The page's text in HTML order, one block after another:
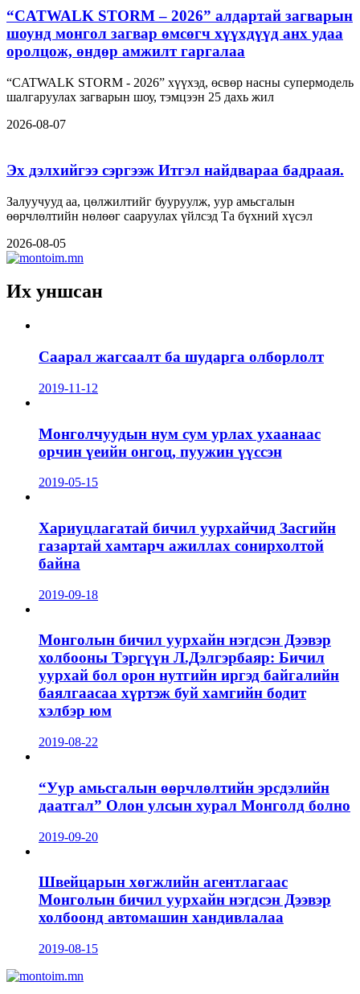
“CATWALK STORM – 2026” алдартай загварын
шоунд монгол загвар өмсөгч хүүхдүүд анх удаа
оролцож, өндөр амжилт гаргалаа
“CATWALK STORM - 2026” хүүхэд, өсвөр насны супермодель
шалгаруулах загварын шоу, тэмцээн 25 дахь жил
2026-08-07
Эх дэлхийгээ сэргээж Итгэл найдвараа бадраая.
Залуучууд аа, цөлжилтийг бууруулж, уур амьсгалын
өөрчлөлтийн нөлөөг сааруулах үйлсэд Та бүхний хүсэл
2026-08-05
Их уншсан
Саарал жагсаалт ба шударга олборлолт
2019-11-12
Монголчуудын нум сум урлах ухаанаас
орчин үеийн онгоц, пуужин үүссэн
2019-05-15
Хариуцлагатай бичил уурхайчид Засгийн
газартай хамтарч ажиллах сонирхолтой
байна
2019-09-18
Монголын бичил уурхайн нэгдсэн Дээвэр
холбооны Тэргүүн Л.Дэлгэрбаяр: Бичил
уурхай бол орон нутгийн иргэд байгалийн
баялгаасаа хүртэж буй хамгийн бодит
хэлбэр юм
2019-08-22
“Уур амьсгалын өөрчлөлтийн эрсдэлийн
даатгал” Олон улсын хурал Монголд болно
2019-09-20
Швейцарын хөгжлийн агентлагаас
Монголын бичил уурхайн нэгдсэн Дээвэр
холбоонд автомашин хандивлалаа
2019-08-15